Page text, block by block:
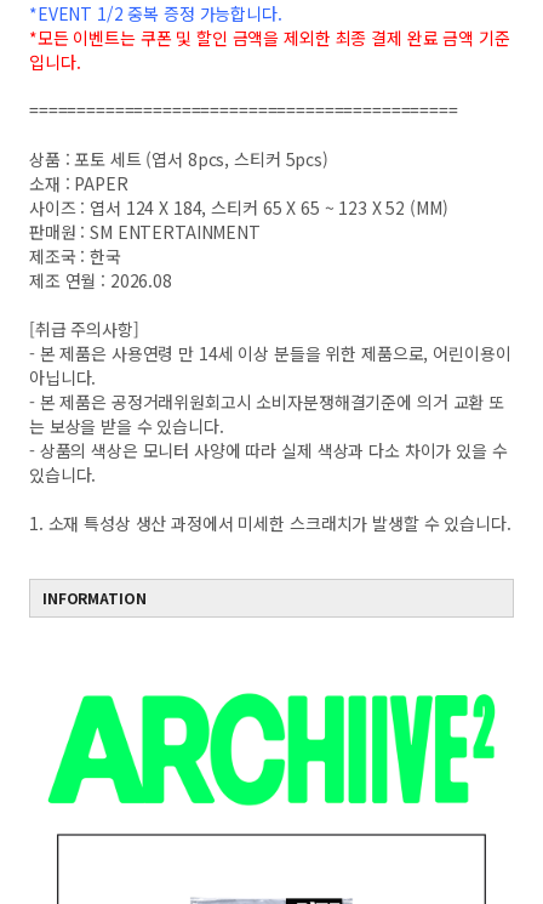
*EVENT 1/2 중복 증정 가능합니다.
*모든 이벤트는 쿠폰 및 할인 금액을 제외한 최종 결제 완료 금액 기준
입니다.
=============================================
상품 : 포토 세트 (엽서 8pcs, 스티커 5pcs)
소재 : PAPER
사이즈 : 엽서 124 X 184, 스티커 65 X 65 ~ 123 X 52 (MM)
판매원 : SM ENTERTAINMENT
제조국 : 한국
제조 연월 : 2026.08
[취급 주의사항]
- 본 제품은 사용연령 만 14세 이상 분들을 위한 제품으로, 어린이용이
아닙니다.
- 본 제품은 공정거래위원회고시 소비자분쟁해결기준에 의거 교환 또
는 보상을 받을 수 있습니다.
- 상품의 색상은 모니터 사양에 따라 실제 색상과 다소 차이가 있을 수
있습니다.
1. 소재 특성상 생산 과정에서 미세한 스크래치가 발생할 수 있습니다.
INFORMATION